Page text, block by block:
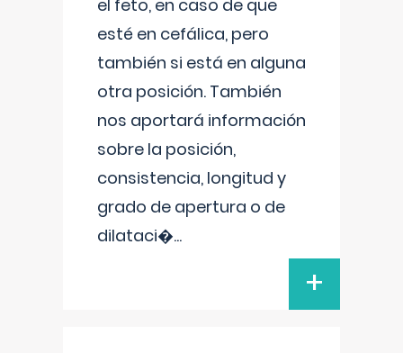
el feto, en caso de que
esté en cefálica, pero
también si está en alguna
otra posición. También
nos aportará información
sobre la posición,
consistencia, longitud y
grado de apertura o de
dilataci�...
+